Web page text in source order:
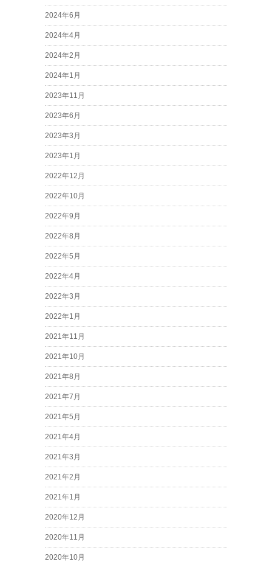
2024年6月
2024年4月
2024年2月
2024年1月
2023年11月
2023年6月
2023年3月
2023年1月
2022年12月
2022年10月
2022年9月
2022年8月
2022年5月
2022年4月
2022年3月
2022年1月
2021年11月
2021年10月
2021年8月
2021年7月
2021年5月
2021年4月
2021年3月
2021年2月
2021年1月
2020年12月
2020年11月
2020年10月